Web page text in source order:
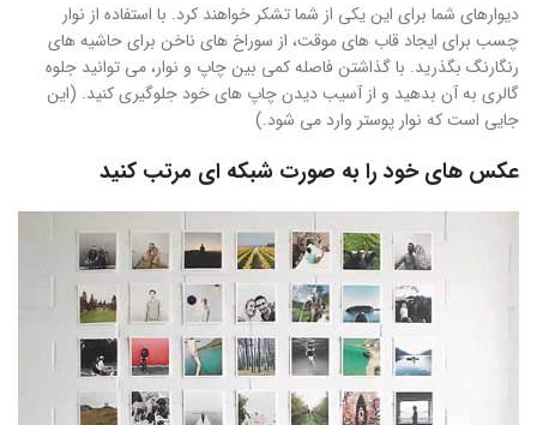
دیوارهای شما برای این یکی از شما تشکر خواهند کرد. با استفاده از نوار
چسب برای ایجاد قاب های موقت، از سوراخ های ناخن برای حاشیه های
رنگارنگ بگذرید. با گذاشتن فاصله کمی بین چاپ و نوار، می توانید جلوه
گالری به آن بدهید و از آسیب دیدن چاپ های خود جلوگیری کنید. (این
جایی است که نوار پوستر وارد می شود.)
عکس های خود را به صورت شبکه ای مرتب کنید